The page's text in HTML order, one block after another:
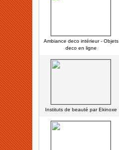
Ambiance deco intérieur - Objets
deco en ligne
Instituts de beauté par Ekinoxe